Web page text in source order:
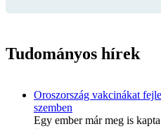
Tudományos hírek
Oroszország vakcinákat
szemben
Egy ember már meg is